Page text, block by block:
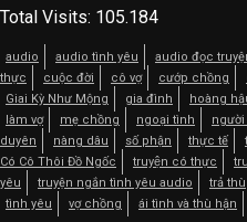
Total Visits: 105.184
audio audio tình yêu audio đọc
thực
cuộc đời cô vợ cướp chồng
Giai Kỳ Như Mộng
gia đình hoàng
làm vợ
mẹ chồng ngoại tình người
duyên
nàng dâu số phận thực tế
Có Cô Thôi Đồ Ngốc
truyện có thực
yêu
truyện ngắn tình yêu audio trả thù
tình yêu
vợ chồng ái tình và thù hận